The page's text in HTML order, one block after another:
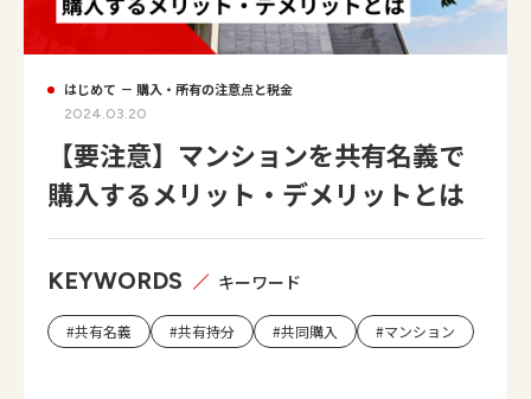
はじめて － 購入・所有の注意点と税金
2024.03.20
【要注意】マンションを共有名義で
購入するメリット・デメリットとは
KEYWORDS キーワード
#共有名義 #共有持分 #共同購入 #マンション